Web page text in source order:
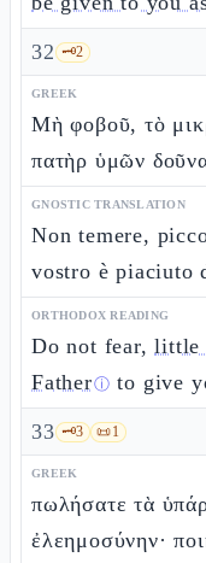
32 🗝️2
GREEK
Μὴ φοβοῦ, τὸ
πατὴρ ὑμῶν
GNOSTIC TRANSLATION
Non temere,
vostro è piaciuto
ORTHODOX READING
Do not fear,little
Fatherⓘ to give
33 🗝️3 📜1
GREEK
πωλήσατε τὰ
ἐλεημοσύνην·